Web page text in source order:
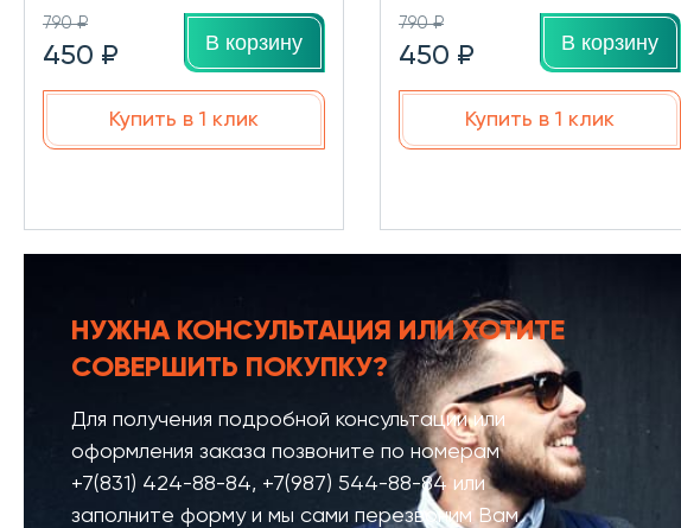
790 ₽
450 ₽ В корзину
Купить в 1 клик
790 ₽
450 ₽ В корзину
Купить в 1 клик
НУЖНА КОНСУЛЬТАЦИЯ
ИЛИ ХОТИТЕ
СОВЕРШИТЬ ПОКУПКУ?
Для получения подробной консультации или
оформления заказа позвоните по номерам
+7(831) 424-88-84, +7(987) 544-88-84 или
заполните форму и мы сами перезвоним Вам